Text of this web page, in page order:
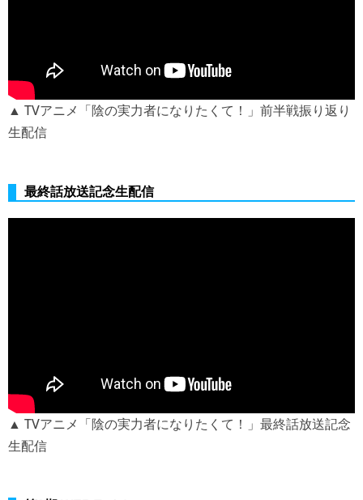
▲ TVアニメ「陰の実力者になりたくて！」前半戦振り返り
生配信
最終話放送記念生配信
▲ TVアニメ「陰の実力者になりたくて！」最終話放送記念
生配信